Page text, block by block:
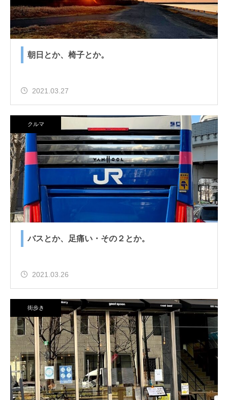
朝日とか、椅子とか。
2021.03.27
クルマ
バスとか、足痛い・その２とか。
2021.03.26
街歩き